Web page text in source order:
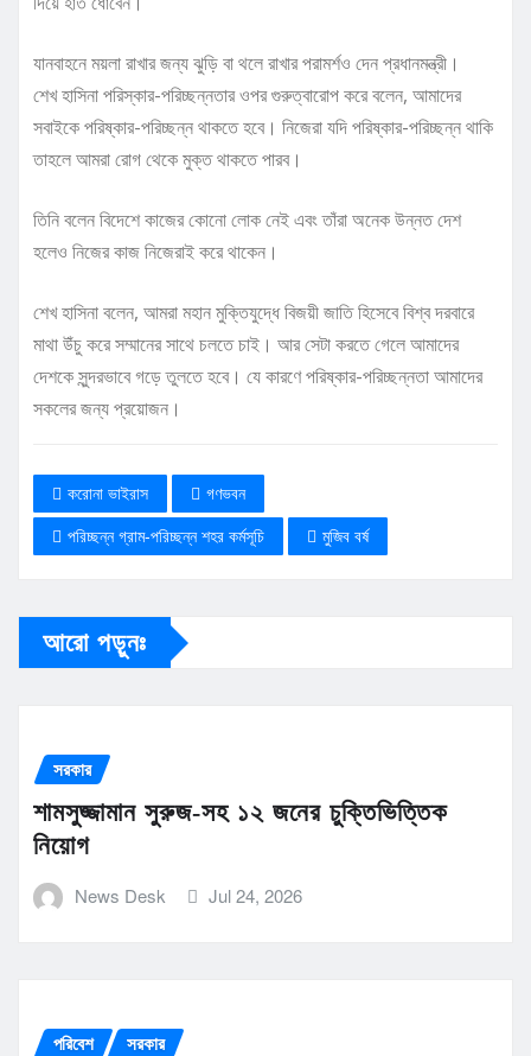
যানবাহনে ময়লা রাখার জন্য ঝুড়ি বা থলে রাখার পরামর্শও দেন প্রধানমন্ত্রী।
শেখ হাসিনা পরিস্কার-পরিচ্ছন্নতার ওপর গুরুত্বারোপ করে বলেন, আমাদের
সবাইকে পরিষ্কার-পরিচ্ছন্ন থাকতে হবে। নিজেরা যদি পরিষ্কার-পরিচ্ছন্ন থাকি
তাহলে আমরা রোগ থেকে মুক্ত থাকতে পারব।
তিনি বলেন বিদেশে কাজের কোনো লোক নেই এবং তাঁরা অনেক উন্নত দেশ
হলেও নিজের কাজ নিজেরাই করে থাকেন।
শেখ হাসিনা বলেন, আমরা মহান মুক্তিযুদ্ধে বিজয়ী জাতি হিসেবে বিশ্ব দরবারে
মাথা উঁচু করে সম্মানের সাথে চলতে চাই। আর সেটা করতে গেলে আমাদের
দেশকে সুন্দরভাবে গড়ে তুলতে হবে। যে কারণে পরিষ্কার-পরিচ্ছন্নতা আমাদের
সকলের জন্য প্রয়োজন।
করোনা ভাইরাস
গণভবন
পরিচ্ছন্ন গ্রাম-পরিচ্ছন্ন শহর কর্মসূচি
মুজিব বর্ষ
আরো পড়ুনঃ
সরকার
শামসুজ্জামান সুরুজ-সহ ১২ জনের চুক্তিভিত্তিক
নিয়োগ
News Desk Jul 24, 2026
পরিবেশ সরকার